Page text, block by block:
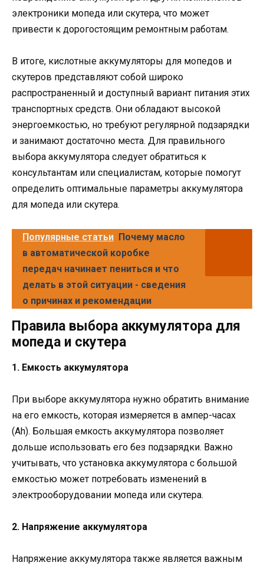
электроники мопеда или скутера, что может
привести к дорогостоящим ремонтным работам.
В итоге, кислотные аккумуляторы для мопедов и
скутеров представляют собой широко
распространенный и доступный вариант питания этих
транспортных средств. Они обладают высокой
энергоемкостью, но требуют регулярной подзарядки
и занимают достаточно места. Для правильного
выбора аккумулятора следует обратиться к
консультантам или специалистам, которые помогут
определить оптимальные параметры аккумулятора
для мопеда или скутера.
Популярные статьи Почему масло
в автоматической коробке
передач начинает пениться и что
делать в этой ситуации - сведения
о причинах и рекомендации
Правила выбора аккумулятора для
мопеда и скутера
1. Емкость аккумулятора
При выборе аккумулятора нужно обратить внимание
на его емкость, которая измеряется в ампер-часах
(Ah). Большая емкость аккумулятора позволяет
дольше использовать его без подзарядки. Важно
учитывать, что установка аккумулятора с большой
емкостью может потребовать изменений в
электрооборудовании мопеда или скутера.
2. Напряжение аккумулятора
Напряжение аккумулятора также является важным